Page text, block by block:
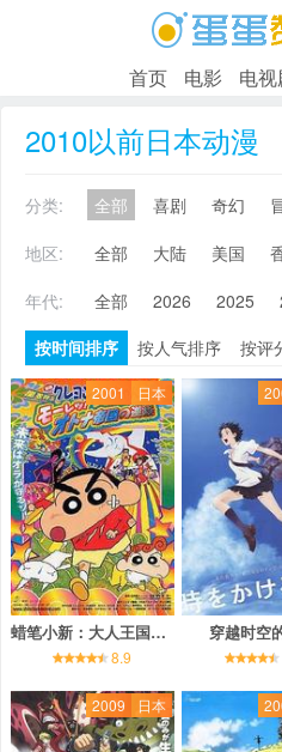
首页 电影 电视
2010以前日本动漫
分类: 全部 喜剧 奇幻
地区:
全部 大陆 美国
年代:
全部 2026 2025
按时间排序
按人气排序 按评
2001 日本
蜡笔小新：大人王国的反击
8.9
穿越时空
2009 日本